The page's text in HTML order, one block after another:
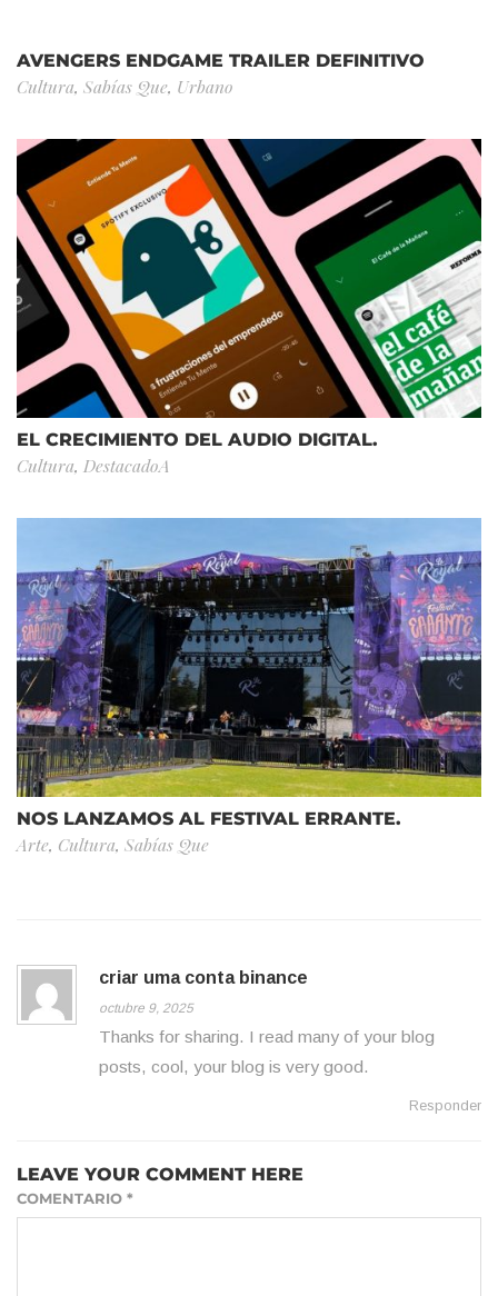
AVENGERS ENDGAME TRAILER DEFINITIVO
Cultura, Sabías Que, Urbano
EL CRECIMIENTO DEL AUDIO DIGITAL.
Cultura, DestacadoA
NOS LANZAMOS AL FESTIVAL ERRANTE.
Arte, Cultura, Sabías Que
criar uma conta binance
octubre 9, 2025
Thanks for sharing. I read many of your blog
posts, cool, your blog is very good.
Responder
LEAVE YOUR COMMENT HERE
COMENTARIO *